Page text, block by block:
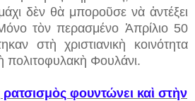
δὲν θὰ μποροῦσε νὰ ἀντέξει
τὸν περασμένο Ἀπρίλιο 50
στὴ χριστιανικὴ κοινότητα
πολιτοφυλακὴ Φουλάνι.
ρατσισμὸς φουντώνει καὶ στὴν